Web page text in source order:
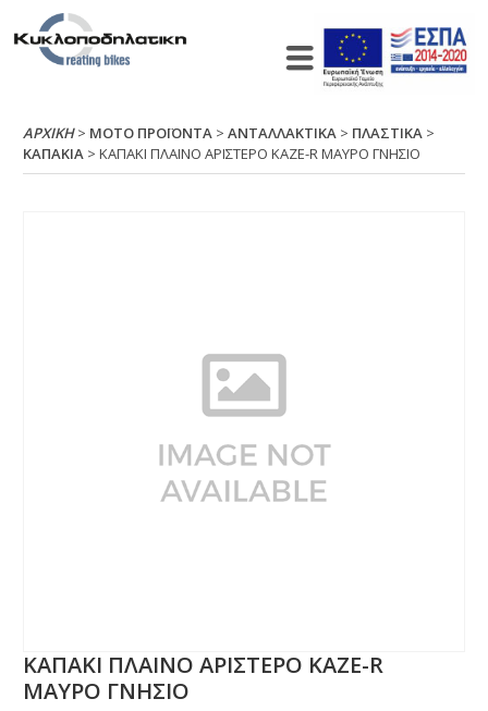
ΑΡΧΙΚΉ> ΜΟΤΟ ΠΡΟΪΟΝΤΑ >ΑΝΤΑΛΛΑΚΤΙΚΑ > ΠΛΑΣΤΙΚΑ >
ΚΑΠΑΚΙΑ > ΚΑΠΑΚΙ ΠΛΑΙΝΟ ΑΡΙΣΤΕΡΟ ΚΑΖΕ-R ΜΑΥΡΟ ΓΝΗΣΙΟ
ΚΑΠΑΚΙ ΠΛΑΙΝΟ ΑΡΙΣΤΕΡΟ ΚΑΖΕ-R
ΜΑΥΡΟ ΓΝΗΣΙΟ